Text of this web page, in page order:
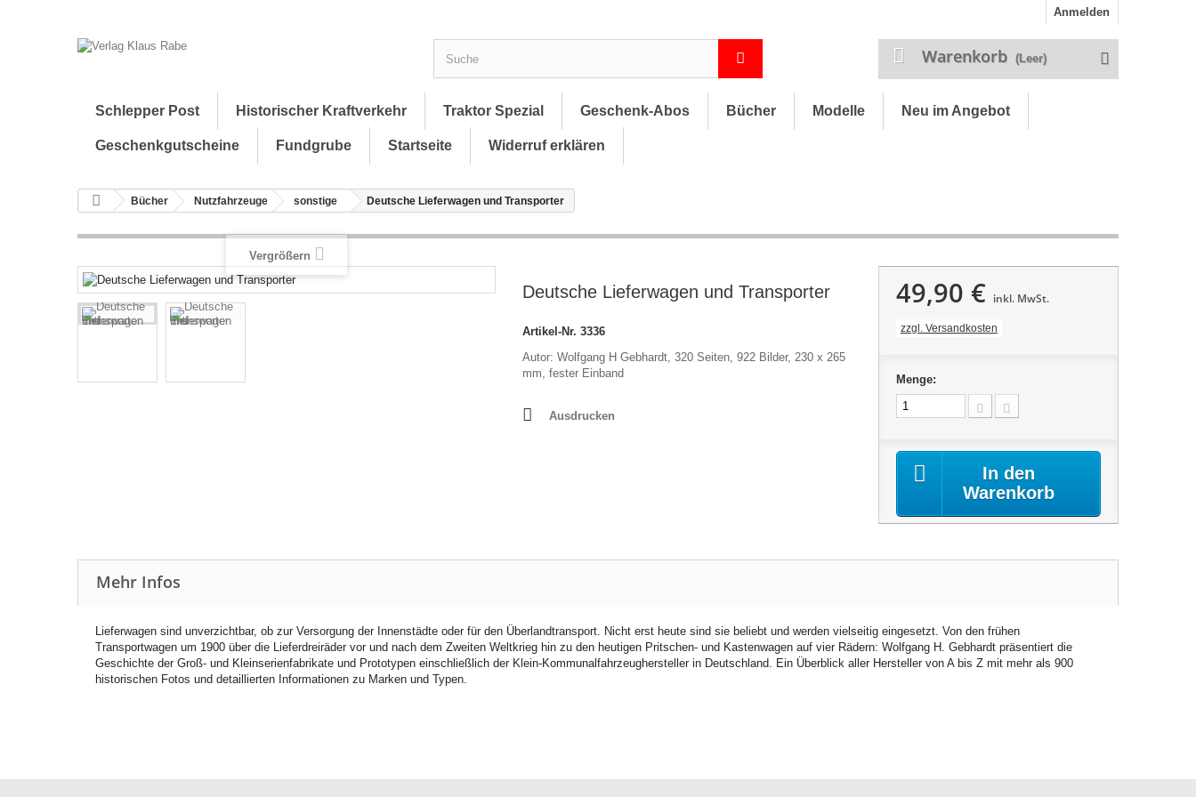
Anmelden
Warenkorb (Leer)
Schlepper Post Historischer Kraftverkehr Traktor Spezial Geschenk-Abos Bücher Modelle Neu im Angebot
Geschenkgutscheine Fundgrube Startseite Widerruf erklären
Bücher Nutzfahrzeuge sonstige Deutsche Lieferwagen und Transporter
Vergrößern
Deutsche Lieferwagen und Transporter
Artikel-Nr. 3336
Autor: Wolfgang H Gebhardt, 320 Seiten, 922 Bilder, 230 x 265
mm, fester Einband
Ausdrucken
49,90 € inkl. MwSt.
zzgl. Versandkosten
Menge:
In den
Warenkorb
Mehr Infos
Lieferwagen sind unverzichtbar, ob zur Versorgung der Innenstädte oder für den Überlandtransport. Nicht erst heute sind sie beliebt und werden vielseitig eingesetzt. Von den frühen
Transportwagen um 1900 über die Lieferdreiräder vor und nach dem Zweiten Weltkrieg hin zu den heutigen Pritschen- und Kastenwagen auf vier Rädern: Wolfgang H. Gebhardt präsentiert die
Geschichte der Groß- und Kleinserienfabrikate und Prototypen einschließlich der Klein-Kommunalfahrzeughersteller in Deutschland. Ein Überblick aller Hersteller von A bis Z mit mehr als 900
historischen Fotos und detaillierten Informationen zu Marken und Typen.